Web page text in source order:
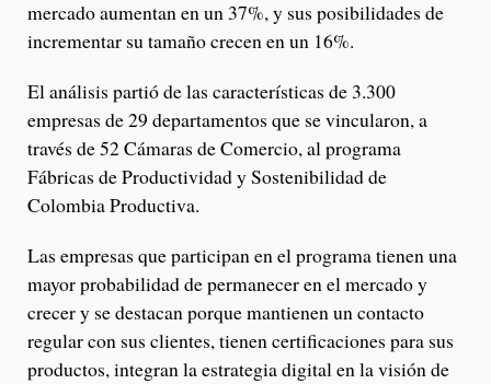
mercado aumentan en un 37%, y sus posibilidades de
incrementar su tamaño crecen en un 16%.
El análisis partió de las características de 3.300
empresas de 29 departamentos que se vincularon, a
través de 52 Cámaras de Comercio, al programa
Fábricas de Productividad y Sostenibilidad de
Colombia Productiva.
Las empresas que participan en el programa tienen una
mayor probabilidad de permanecer en el mercado y
crecer y se destacan porque mantienen un contacto
regular con sus clientes, tienen certificaciones para sus
productos, integran la estrategia digital en la visión de